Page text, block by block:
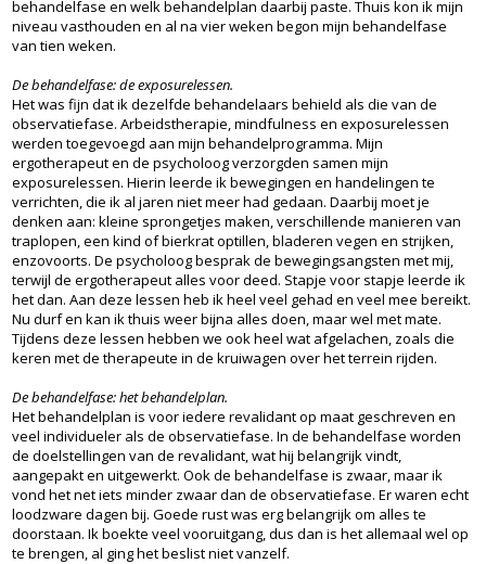
behandelfase en welk behandelplan daarbij paste. Thuis kon ik mijn
niveau vasthouden en al na vier weken begon mijn behandelfase
van tien weken.
De behandelfase: de exposurelessen.
Het was fijn dat ik dezelfde behandelaars behield als die van de
observatiefase. Arbeidstherapie, mindfulness en exposurelessen
werden toegevoegd aan mijn behandelprogramma. Mijn
ergotherapeut en de psycholoog verzorgden samen mijn
exposurelessen. Hierin leerde ik bewegingen en handelingen te
verrichten, die ik al jaren niet meer had gedaan. Daarbij moet je
denken aan: kleine sprongetjes maken, verschillende manieren van
traplopen, een kind of bierkrat optillen, bladeren vegen en strijken,
enzovoorts. De psycholoog besprak de bewegingsangsten met mij,
terwijl de ergotherapeut alles voor deed. Stapje voor stapje leerde ik
het dan. Aan deze lessen heb ik heel veel gehad en veel mee bereikt.
Nu durf en kan ik thuis weer bijna alles doen, maar wel met mate.
Tijdens deze lessen hebben we ook heel wat afgelachen, zoals die
keren met de therapeute in de kruiwagen over het terrein rijden.
De behandelfase: het behandelplan.
Het behandelplan is voor iedere revalidant op maat geschreven en
veel individueler als de observatiefase. In de behandelfase worden
de doelstellingen van de revalidant, wat hij belangrijk vindt,
aangepakt en uitgewerkt. Ook de behandelfase is zwaar, maar ik
vond het net iets minder zwaar dan de observatiefase. Er waren echt
loodzware dagen bij. Goede rust was erg belangrijk om alles te
doorstaan. Ik boekte veel vooruitgang, dus dan is het allemaal wel op
te brengen, al ging het beslist niet vanzelf.